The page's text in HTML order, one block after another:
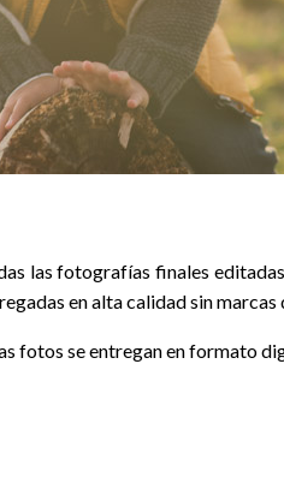
las fotografías finales
en alta calidad sin marcas
fotos se entregan en formato